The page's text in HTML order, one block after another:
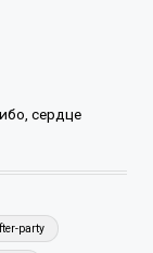
сердце
party